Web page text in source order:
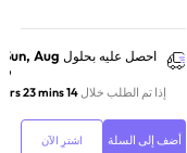
احصل عليه بحلول Sun, Aug
9
إذا تم الطلب خلال14 hrs 23 mins
أضف إلى السلة اشترِ الآن